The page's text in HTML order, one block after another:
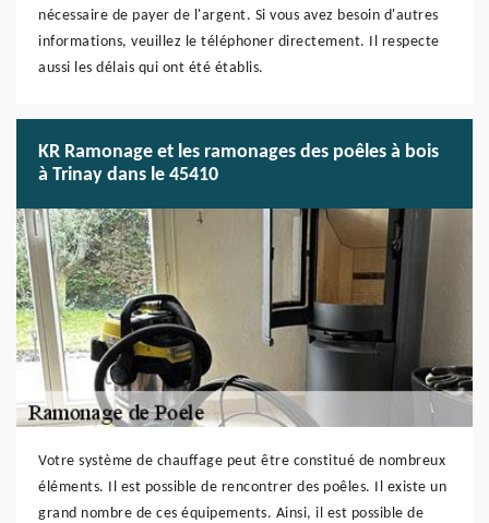
nécessaire de payer de l'argent. Si vous avez besoin d'autres
informations, veuillez le téléphoner directement. Il respecte
aussi les délais qui ont été établis.
KR Ramonage et les ramonages des poêles à bois
à Trinay dans le 45410
Votre système de chauffage peut être constitué de nombreux
éléments. Il est possible de rencontrer des poêles. Il existe un
grand nombre de ces équipements. Ainsi, il est possible de